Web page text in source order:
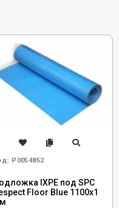
Р0054852
IXPE под SPC
Floor Blue 1100х1